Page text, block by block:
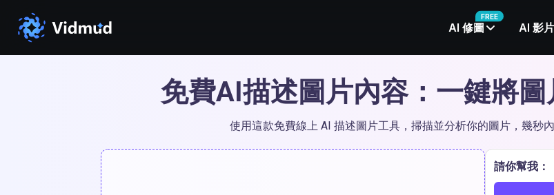
AI 修圖
FREE
AI 影
免費AI描述圖片內容：一鍵將
使用這款免費線上 AI 描述圖片工具，掃描並分析你的圖片，幾秒
請你幫我：